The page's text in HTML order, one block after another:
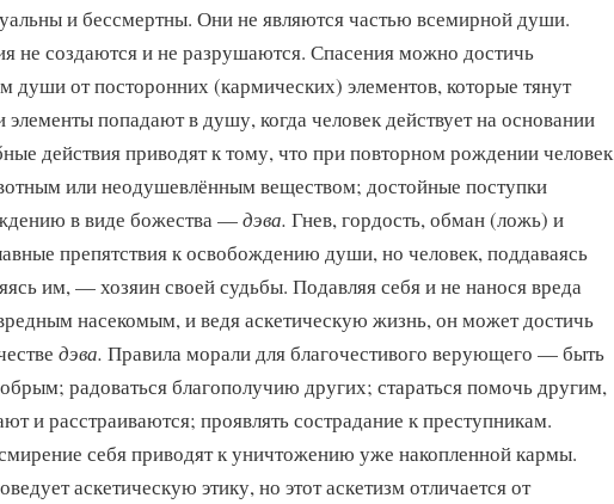
и бессмертны. Они не являются частью всемирной души.
не создаются и не разрушаются. Спасения можно достичь
души от посторонних (кармических) элементов, которые тянут
попадают в душу, когда человек действует на основании
действия приводят к тому, что при повторном рождении человек
или неодушевлённым веществом; достойные поступки
в виде божества —дэва. Гнев, гордость, обман (ложь) и
препятствия к освобождению души, но человек, поддаваясь
им, — хозяин своей судьбы. Подавляя себя и не нанося вреда
насекомым, и ведя аскетическую жизнь, он может достичь
дэва. Правила морали для благочестивого верующего — быть
радоваться благополучию других; стараться помочь другим,
и расстраиваются; проявлять сострадание к преступникам.
себя приводят к уничтожению уже накопленной кармы.
аскетическую этику, но этот аскетизм отличается от